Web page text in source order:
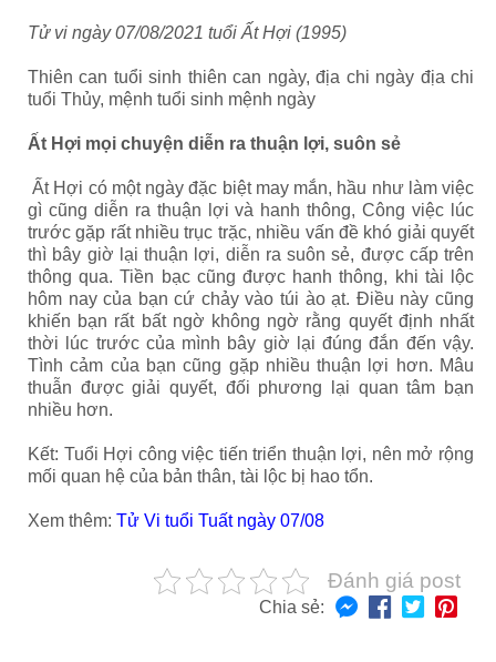
Tử vi ngày 07/08/2021 tuổi Ất Hợi (1995)
Thiên can tuổi sinh thiên can ngày, địa chi ngày địa chi
tuổi Thủy, mệnh tuổi sinh mệnh ngày
Ất Hợi mọi chuyện diễn ra thuận lợi, suôn sẻ
Ất Hợi có một ngày đặc biệt may mắn, hầu như làm việc
gì cũng diễn ra thuận lợi và hanh thông, Công việc lúc
trước gặp rất nhiều trục trặc, nhiều vấn đề khó giải quyết
thì bây giờ lại thuận lợi, diễn ra suôn sẻ, được cấp trên
thông qua. Tiền bạc cũng được hanh thông, khi tài lộc
hôm nay của bạn cứ chảy vào túi ào ạt. Điều này cũng
khiến bạn rất bất ngờ không ngờ rằng quyết định nhất
thời lúc trước của mình bây giờ lại đúng đắn đến vậy.
Tình cảm của bạn cũng gặp nhiều thuận lợi hơn. Mâu
thuẫn được giải quyết, đối phương lại quan tâm bạn
nhiều hơn.
Kết: Tuổi Hợi công việc tiến triển thuận lợi, nên mở rộng
mối quan hệ của bản thân, tài lộc bị hao tổn.
Xem thêm: Tử Vi tuổi Tuất ngày 07/08
Đánh giá post
Chia sẻ: